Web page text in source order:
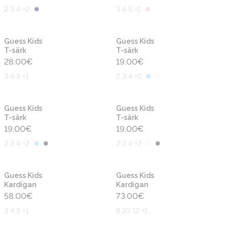
2 3 4 +2 3 4 5 +1
Guess Kids
T-särk
28.00€
3 4 5 +1
Guess Kids
T-särk
19.00€
2 3 4 +2
Guess Kids
T-särk
19.00€
2 3 4 +2
Guess Kids
T-särk
19.00€
2 3 4 +2
Guess Kids
Kardigan
58.00€
3 4 5 +1
Guess Kids
Kardigan
73.00€
8 10 12 +1